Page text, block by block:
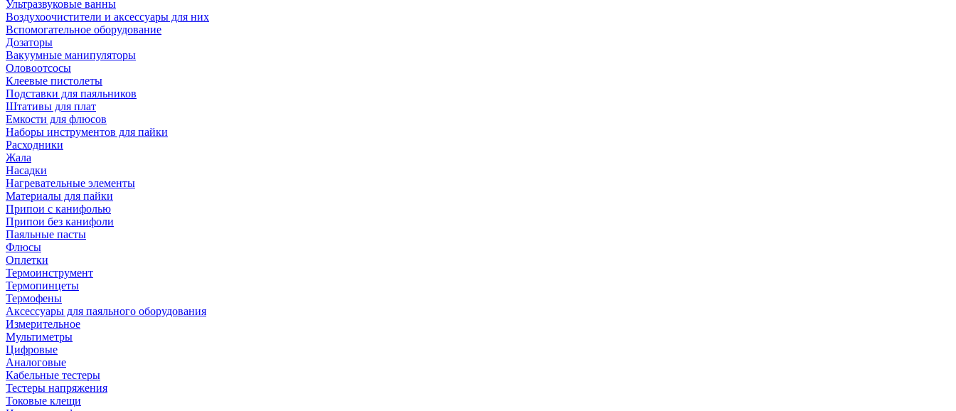
Ультразвуковые ванны
Воздухоочистители и аксессуары для них
Вспомогательное оборудование
Дозаторы
Вакуумные манипуляторы
Оловоотсосы
Клеевые пистолеты
Подставки для паяльников
Штативы для плат
Емкости для флюсов
Наборы инструментов для пайки
Расходники
Жала
Насадки
Нагревательные элементы
Материалы для пайки
Припои с канифолью
Припои без канифоли
Паяльные пасты
Флюсы
Оплетки
Термоинструмент
Термопинцеты
Термофены
Аксессуары для паяльного оборудования
Измерительное
Мультиметры
Цифровые
Аналоговые
Кабельные тестеры
Тестеры напряжения
Токовые клещи